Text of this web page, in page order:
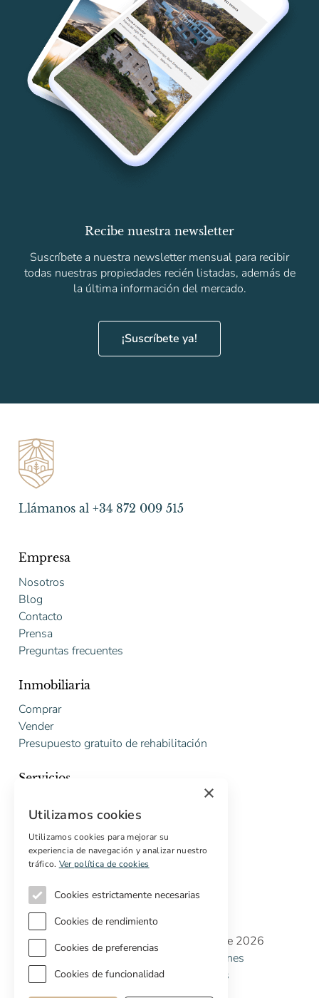
Recibe nuestra newsletter
Suscríbete a nuestra newsletter mensual para recibir
todas nuestras propiedades recién listadas, además de
la última información del mercado.
¡Suscríbete ya!
Llámanos al +34 872 009 515
Empresa
Nosotros
Blog
Contacto
Prensa
Preguntas frecuentes
Inmobiliaria
Comprar
Vender
Presupuesto gratuito de rehabilitación
Servicios
Compradores internacionales
Propiedades off-market
Servicios para compradores
Copyright © Cottage Properties Real Estate 2026
Política de Privacidad
Terminos y Condiciones
Política de CookiesPreferencias de cookies
×
Utilizamos cookies
Utilizamos cookies para mejorar su
experiencia de navegación y analizar nuestro
tráfico. Ver política de cookies
Cookies estrictamente necesarias
Cookies de rendimiento
Cookies de preferencias
Cookies de funcionalidad